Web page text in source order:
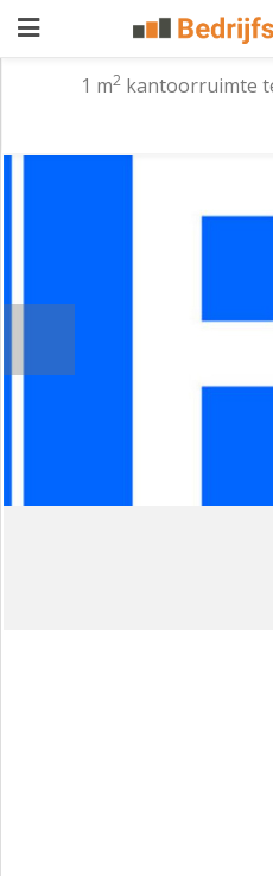
adverteren
Premium
1 m2kantoorruimte